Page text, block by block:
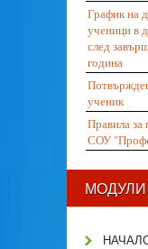
График на
ученици в
след
година
ученик
Правила за
СОУ
МОДУЛИ